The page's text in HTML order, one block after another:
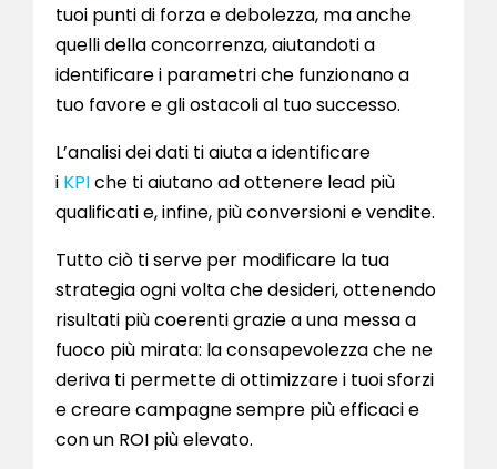
tuoi punti di forza e debolezza, ma anche
quelli della concorrenza, aiutandoti a
identificare i parametri che funzionano a
tuo favore e gli ostacoli al tuo successo.
L’analisi dei dati ti aiuta a identificare
i KPIche ti aiutano ad ottenere lead più
qualificati e, infine, più conversioni e vendite.
Tutto ciò ti serve per modificare la tua
strategia ogni volta che desideri, ottenendo
risultati più coerenti grazie a una messa a
fuoco più mirata: la consapevolezza che ne
deriva ti permette di ottimizzare i tuoi sforzi
e creare campagne sempre più efficaci e
con un ROI più elevato.